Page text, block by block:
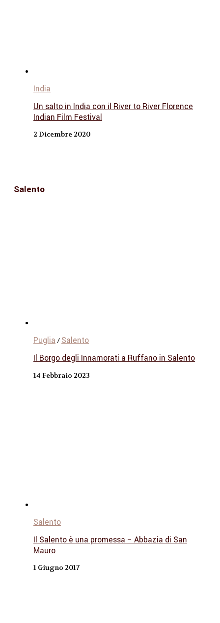
India
Un salto in India con il River to River Florence
Indian Film Festival
2 Dicembre 2020
Salento
Puglia / Salento
Il Borgo degli Innamorati a Ruffano in Salento
14 Febbraio 2023
Salento
Il Salento è una promessa – Abbazia di San
Mauro
1 Giugno 2017